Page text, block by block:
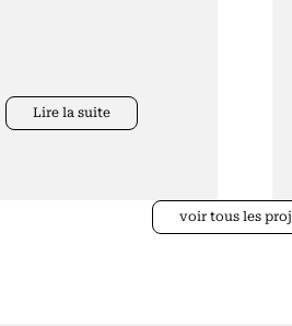
Lire la suite
voir tous les